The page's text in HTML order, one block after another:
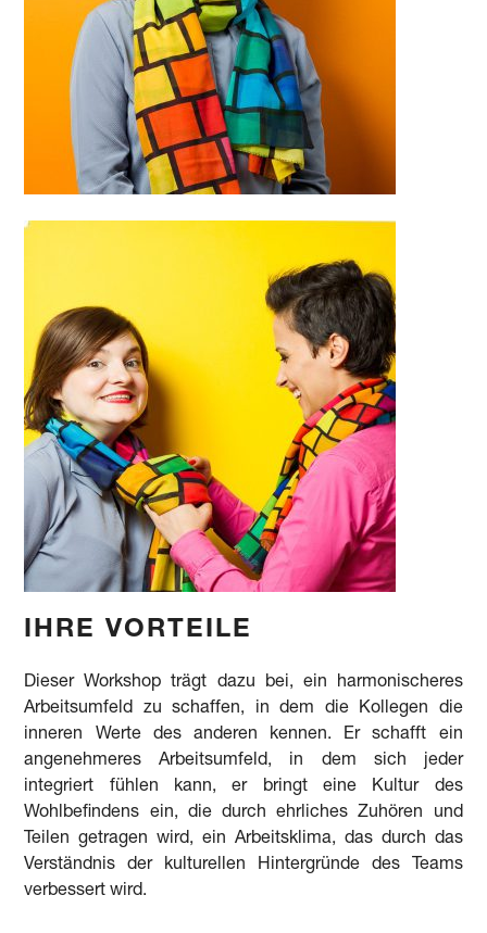
IHRE VORTEILE
Dieser Workshop trägt dazu bei, ein harmonischeres
Arbeitsumfeld zu schaffen, in dem die Kollegen die
inneren Werte des anderen kennen. Er schafft ein
angenehmeres Arbeitsumfeld, in dem sich jeder
integriert fühlen kann, er bringt eine Kultur des
Wohlbefindens ein, die durch ehrliches Zuhören und
Teilen getragen wird, ein Arbeitsklima, das durch das
Verständnis der kulturellen Hintergründe des Teams
verbessert wird.